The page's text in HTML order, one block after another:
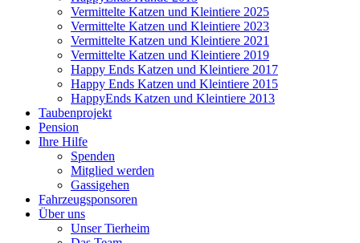
Vermittelte Katzen und Kleintiere 2025
Vermittelte Katzen und Kleintiere 2023
Vermittelte Katzen und Kleintiere 2021
Vermittelte Katzen und Kleintiere 2019
Happy Ends Katzen und Kleintiere 2017
Happy Ends Katzen und Kleintiere 2015
HappyEnds Katzen und Kleintiere 2013
Taubenprojekt
Pension
Ihre Hilfe
Spenden
Mitglied werden
Gassigehen
Fahrzeugsponsoren
Über uns
Unser Tierheim